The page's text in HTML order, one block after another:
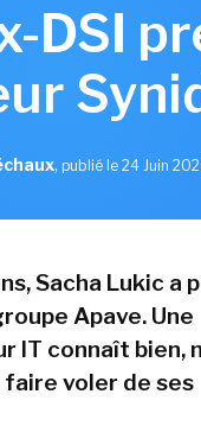
DSI
, publié le 24 Juin
Sacha Lukic a
Apave. Une
IT connaît bien,
voler de ses